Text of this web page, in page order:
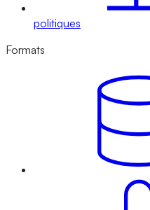
politiques
Formats